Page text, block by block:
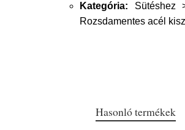
Kategória: Sütéshez
Rozsdamentes acél
Hasonló termékek